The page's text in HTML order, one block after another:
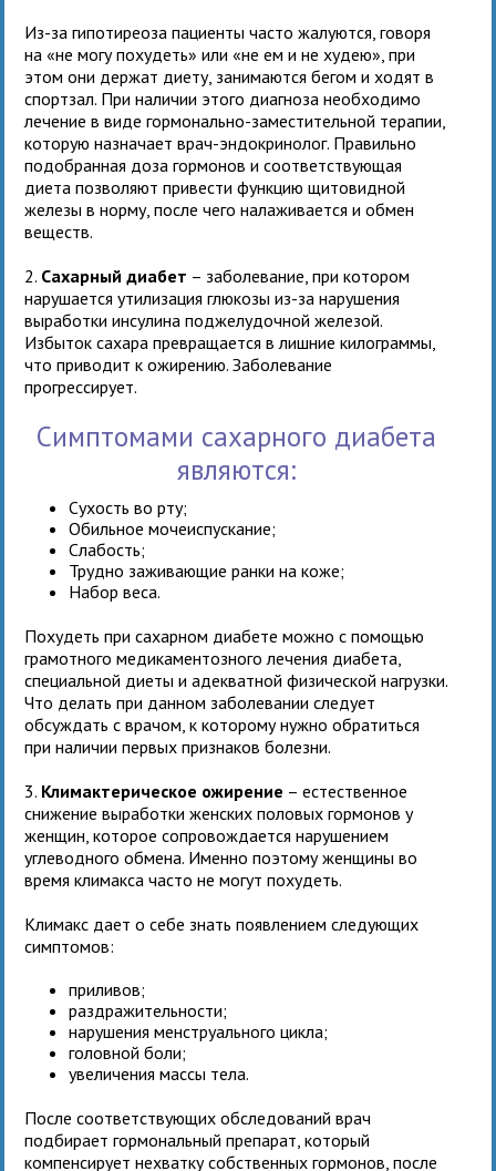
Из-за гипотиреоза пациенты часто жалуются, говоря
на «не могу похудеть» или «не ем и не худею», при
этом они держат диету, занимаются бегом и ходят в
спортзал. При наличии этого диагноза необходимо
лечение в виде гормонально-заместительной терапии,
которую назначает врач-эндокринолог. Правильно
подобранная доза гормонов и соответствующая
диета позволяют привести функцию щитовидной
железы в норму, после чего налаживается и обмен
веществ.
2. Сахарный диабет – заболевание, при котором
нарушается утилизация глюкозы из-за нарушения
выработки инсулина поджелудочной железой.
Избыток сахара превращается в лишние килограммы,
что приводит к ожирению. Заболевание
прогрессирует.
Симптомами сахарного диабета
являются:
Сухость во рту;
Обильное мочеиспускание;
Слабость;
Трудно заживающие ранки на коже;
Набор веса.
Похудеть при сахарном диабете можно с помощью
грамотного медикаментозного лечения диабета,
специальной диеты и адекватной физической нагрузки.
Что делать при данном заболевании следует
обсуждать с врачом, к которому нужно обратиться
при наличии первых признаков болезни.
3. Климактерическое ожирение – естественное
снижение выработки женских половых гормонов у
женщин, которое сопровождается нарушением
углеводного обмена. Именно поэтому женщины во
время климакса часто не могут похудеть.
Климакс дает о себе знать появлением следующих
симптомов:
приливов;
раздражительности;
нарушения менструального цикла;
головной боли;
увеличения массы тела.
После соответствующих обследований врач
подбирает гормональный препарат, который
компенсирует нехватку собственных гормонов, после